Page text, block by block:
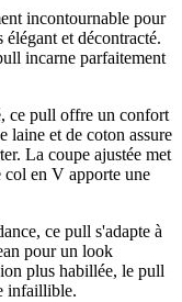
incontournable pour
et décontracté.
incarne parfaitement
ce pull offre un confort
laine et de coton assure
La coupe ajustée met
col en V apporte une
ce pull s'adapte à
pour un look
plus habillée, le pull
infaillible.